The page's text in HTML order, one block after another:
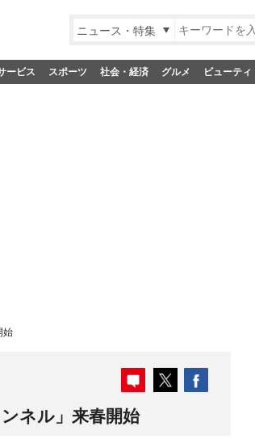
ニュース・特集
ービス スポーツ 社会・経済 グルメ ビューティ
始
ネル」来春開始